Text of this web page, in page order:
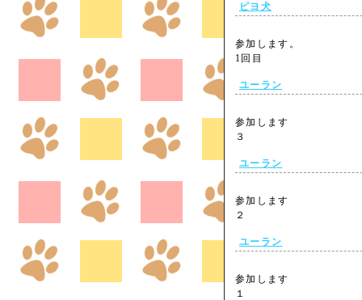
ピヨ犬
参加します。
1回目
ユーラン
参加します
３
ユーラン
参加します
２
ユーラン
参加します
１